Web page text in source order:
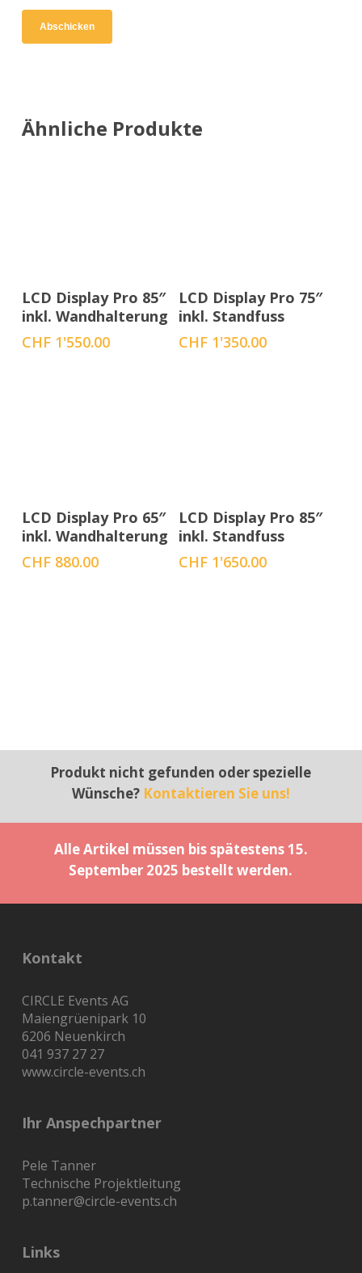
Ähnliche Produkte
In den Warenkorb
LCD Display Pro 85″
inkl. Wandhalterung
CHF1'550.00
In den Warenkorb
LCD Display Pro 75″
inkl. Standfuss
CHF 1'350.00
In den Warenkorb
LCD Display Pro 65″
inkl. Wandhalterung
CHF880.00
In den Warenkorb
LCD Display Pro 85″
inkl. Standfuss
CHF 1'650.00
Produkt nicht gefunden oder spezielle
Wünsche? Kontaktieren Sie uns!
Alle Artikel müssen bis spätestens 15.
September 2025 bestellt werden.
Kontakt
CIRCLE Events AG
Maiengrüenipark 10
6206 Neuenkirch
041 937 27 27
www.circle-events.ch
Ihr Anspechpartner
Pele Tanner
Technische Projektleitung
p.tanner@circle-events.ch
Links